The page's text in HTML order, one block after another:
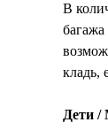
В
кладь,
Дети /